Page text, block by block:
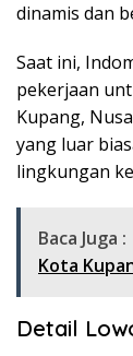
dinamis dan
Saat ini,
pekerjaan
Kupang,
yang luar
lingkungan
Baca Juga :
Kota
Detail